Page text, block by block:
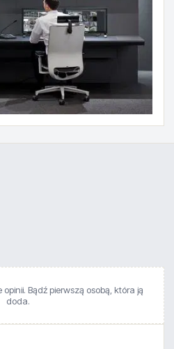
Bądź pierwszą osobą, która ją
doda.